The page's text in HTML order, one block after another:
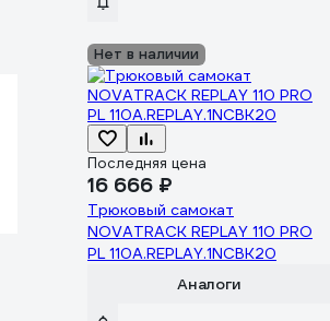
Нет в наличии
Последняя цена
16 666 ₽
Трюковый самокат
NOVATRACK REPLAY 110 PRO
PL 110A.REPLAY.1NCBK20
Аналоги